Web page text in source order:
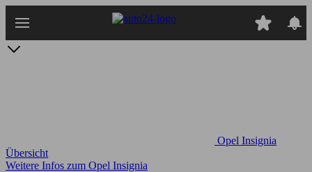
Hauptinhalt
Opel Insignia
Übersicht
Weitere Infos zum Opel Insignia